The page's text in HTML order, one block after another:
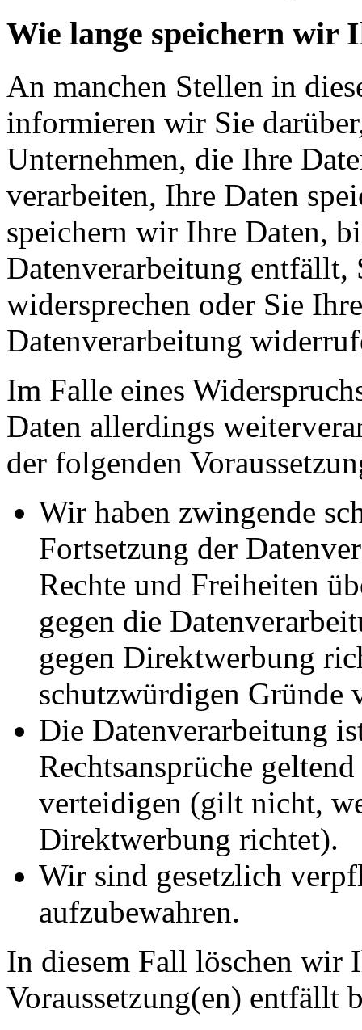
Wie lange speichern wir
An manchen Stellen in
informieren wir Sie
Unternehmen, die Ihre
verarbeiten, Ihre Daten
speichern wir Ihre Daten,
Datenverarbeitung entfällt,
widersprechen oder Sie
Datenverarbeitung
Im Falle eines
Daten allerdings
der folgenden
Wir haben zwingende
Fortsetzung der
Rechte und Freiheiten
gegen die
gegen Direktwerbung
schutzwürdigen Gründe
Die Datenverarbeitung
Rechtsansprüche
verteidigen (gilt nicht,
Direktwerbung richtet).
Wir sind gesetzlich
aufzubewahren.
In diesem Fall löschen wir
Voraussetzung(en) entfällt